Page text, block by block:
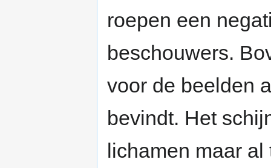
roepen een
beschouwers.
voor de beelden
bevindt. Het
lichamen maar